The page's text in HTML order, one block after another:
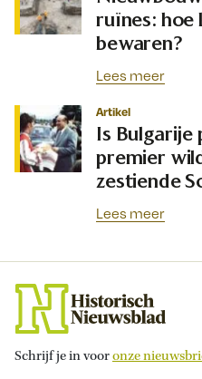
ruïnes: hoe
bewaren?
Lees meer
Artikel
Is Bulgarije
premier
zestiende
Lees meer
Schrijf je in vooronze